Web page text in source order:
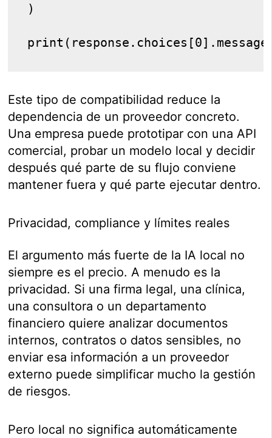
)
Este tipo de compatibilidad reduce la
dependencia de un proveedor concreto.
Una empresa puede prototipar con una API
comercial, probar un modelo local y decidir
después qué parte de su flujo conviene
mantener fuera y qué parte ejecutar dentro.
Privacidad, compliance y límites reales
El argumento más fuerte de la IA local no
siempre es el precio. A menudo es la
privacidad. Si una firma legal, una clínica,
una consultora o un departamento
financiero quiere analizar documentos
internos, contratos o datos sensibles, no
enviar esa información a un proveedor
externo puede simplificar mucho la gestión
de riesgos.
Pero local no significa automáticamente